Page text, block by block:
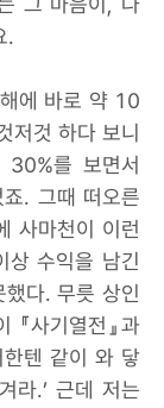
.
에 바로 약 10
저것 하다 보니
를 보면서
. 그때 떠오른
사마천이 이런
상 수익을 남긴
다. 무릇 상인
사기열전』과
한텐 같이 와 닿
라.’ 근데 저는